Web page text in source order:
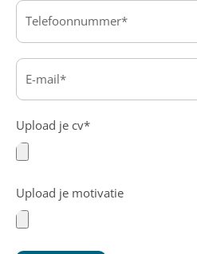
Upload je cv*
Upload je motivatie